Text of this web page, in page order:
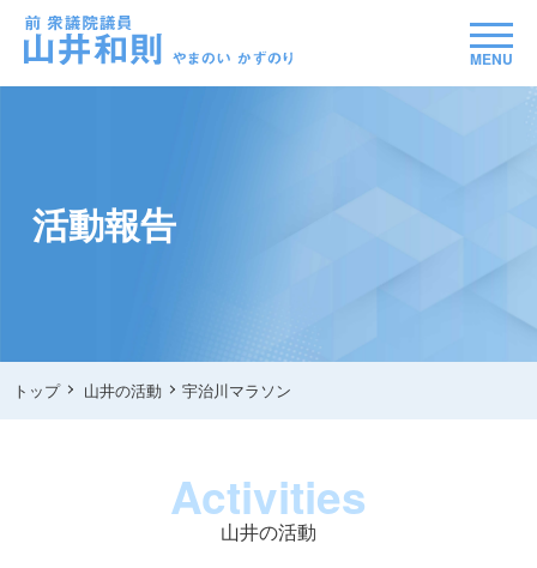
MENU
活動報告
トップ 山井の活動 宇治川マラソン
Activities
山井の活動